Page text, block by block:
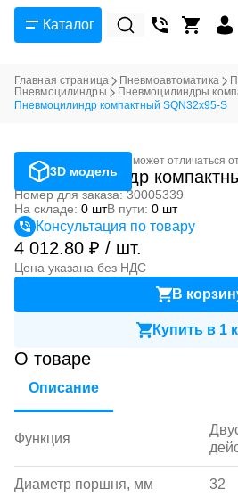
Каталог
Главная страница Пневмоавтоматика
Пневмоцилиндры
Пневмоцилиндры
Пневмоцилиндр компактный SQN32x95-S
3D модель
Фотография может отличаться
Пневмоцилиндр
Номер для заказа: 30005339
На складе: 0 штВ пути: 0 шт
Консультация по товару
4 012.80 ₽ / шт.
Цена указана без НДС
В
Купить в 1
О товаре
Описание
Функция
Диаметр поршня, мм 32